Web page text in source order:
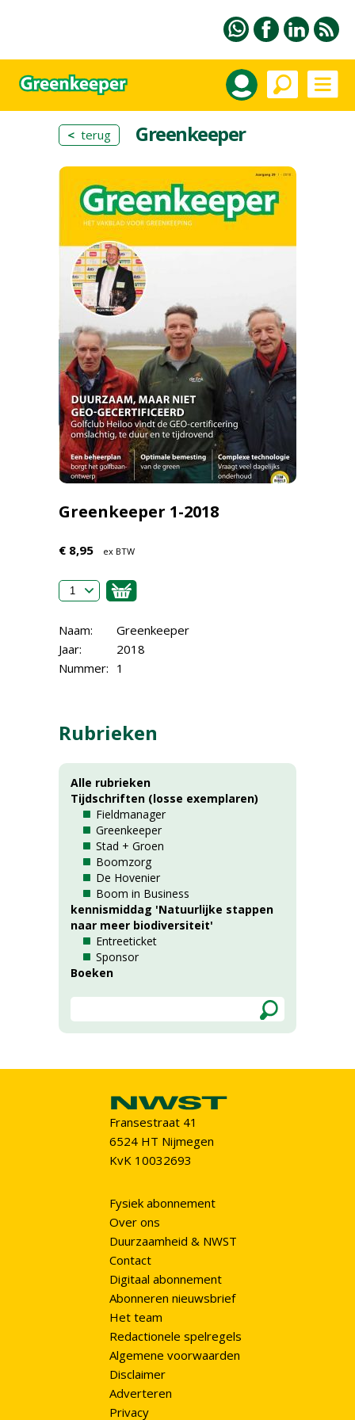
< terug Greenkeeper
Greenkeeper 1-2018
€ 8,95 ex BTW
Naam:
Greenkeeper
Jaar:
2018
Nummer: 1
Rubrieken
Alle rubrieken
Tijdschriften (losse exemplaren)
Fieldmanager
Greenkeeper
Stad + Groen
Boomzorg
De Hovenier
Boom in Business
kennismiddag 'Natuurlijke stappen
naar meer biodiversiteit'
Entreeticket
Sponsor
Boeken
Fransestraat 41
6524 HT Nijmegen
KvK 10032693
Fysiek abonnement
Over ons
Duurzaamheid & NWST
Contact
Digitaal abonnement
Abonneren nieuwsbrief
Het team
Redactionele spelregels
Algemene voorwaarden
Disclaimer
Adverteren
Privacy